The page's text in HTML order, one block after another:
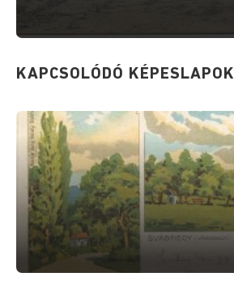
KAPCSOLÓDÓ KÉPESLAPOK